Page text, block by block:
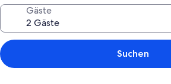
Gäste
Suchen